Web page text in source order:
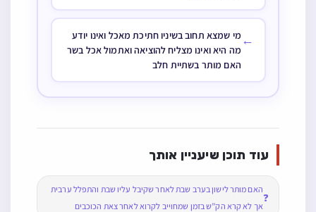
← מי שמצא תחוב בשיניו חתיכת מאכל ואינו יודע
מה היא ואינו מצליח להוציאה ואתמול אכל בשר
האם מותר בשתיית חלב
עוד תוכן שיעניין אותך
❓
האם מותר לישון בערב שבת לאחר שקיבל עליו שבת והתפלל ערבית
אך לא קרא הק”ש בזמן שמחוייב לקרוא לאחר צאת הכוכבים